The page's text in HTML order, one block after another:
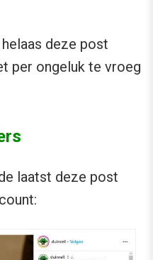
deze post
per ongeluk te vroeg
laatst deze post